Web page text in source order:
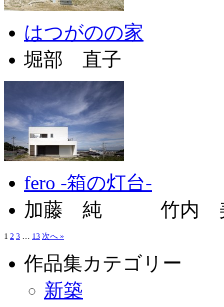
はつがのの家
堀部 直子
fero -箱の灯台-
加藤 純 竹内
1 2 3 … 13 次へ »
作品集カテゴリー
新築